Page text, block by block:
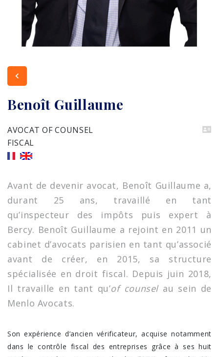
Benoît Guillaume
AVOCAT OF COUNSEL
FISCAL
Avant de devenir avocat, Benoît Guillaume a,
durant 25 ans, travaillé en tant
qu’inspecteur des impôts puis expert à
Bercy. Benoît Guillaume a rejoint en 2011 un
cabinet d’avocats parisien en tant qu’associé
avant de créer, en 2015, sa structure
spécialisée en droit fiscal. Depuis juin 2018,
Il travaille en tant qu’of counsel au sein de
Menlo Avocats.
Son expérience d’ancien vérificateur, acquise notamment
dans le contrôle fiscal des entreprises grâce à ses huit